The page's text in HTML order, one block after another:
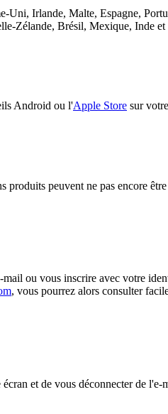
Irlande, Malte, Espagne,
Zélande, Brésil, Mexique, Inde et
Android ou l'Apple Store sur
peuvent ne pas encore
ou vous inscrire avec votre
, vous pourrez alors consulter
et de vous déconnecter de